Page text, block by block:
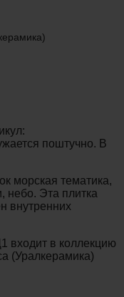
поштучно. В
морская тематика,
небо. Эта плитка
внутренних
входит в коллекцию
(Уралкерамика)